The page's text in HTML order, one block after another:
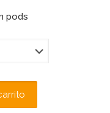
pods